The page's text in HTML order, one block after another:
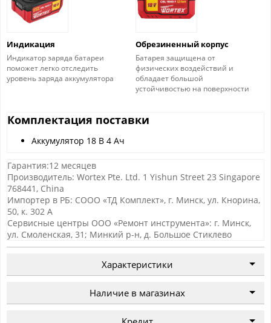
Индикация
Индикатор заряда батареи
поможет легко отследить
уровень заряда аккумулятора
Обрезиненный корпус
Батарея защищена от
физических воздействий и
обладает большой
устойчивостью на поверхности
Комплектация поставки
Аккумулятор 18 В 4 Ач
Гарантия:12 месяцев
Производитель: Wortex Pte. Ltd. 1 Yishun Street 23 Singapore
768441, China
Импортер в РБ: СООО «ТД Комплект», г. Минск, ул. Кнорина,
50, к. 302 А
Сервисные центры ООО «Ремонт инструмента»: г. Минск,
ул. Смоленская, 31; Минкий р-н, д. Большое Стиклево
Характеристики
Наличие в магазинах